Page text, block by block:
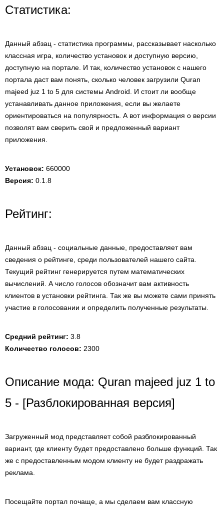
Статистика:
Данный абзац - статистика программы, рассказывает насколько
классная игра, количество установок и доступную версию,
доступную на портале. И так, количество установок с нашего
портала даст вам понять, сколько человек загрузили Quran
majeed juz 1 to 5 для системы Android. И стоит ли вообще
устанавливать данное приложения, если вы желаете
ориентироваться на популярность. А вот информация о версии
позволят вам сверить свой и предложенный вариант
приложения.
Установок: 660000
Версия: 0.1.8
Рейтинг:
Данный абзац - социальные данные, предоставляет вам
сведения о рейтинге, среди пользователей нашего сайта.
Текущий рейтинг генерируется путем математических
вычислений. А число голосов обозначит вам активность
клиентов в установки рейтинга. Так же вы можете сами принять
участие в голосовании и определить полученные результаты.
Средний рейтинг: 3.8
Количество голосов: 2300
Описание мода: Quran majeed juz 1 to
5 - [Разблокированная версия]
Загруженный мод представляет собой разблокированный
вариант, где клиенту будет предоставлено больше функций. Так
же с предоставленным модом клиенту не будет раздражать
реклама.
Посещайте портал почаще, а мы сделаем вам классную